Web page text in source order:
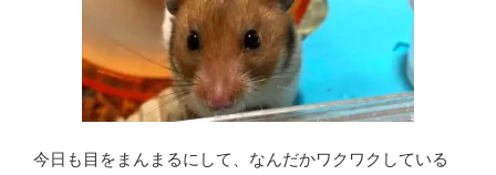
今日も目をまんまるにして、なんだかワクワクしている